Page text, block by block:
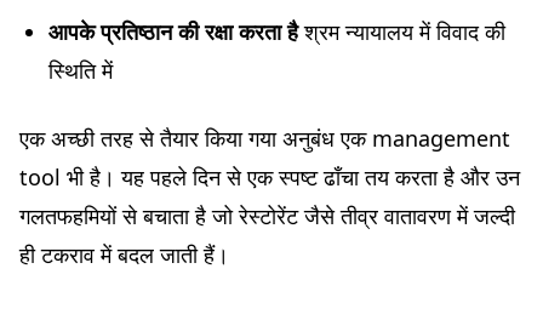
आपके प्रतिष्ठान की रक्षा करता हैश्रम न्यायालय में विवाद की
स्थिति में
एक अच्छी तरह से तैयार किया गया अनुबंध एक management
tool भी है। यह पहले दिन से एक स्पष्ट ढाँचा तय करता है और उन
गलतफहमियों से बचाता है जो रेस्टोरेंट जैसे तीव्र वातावरण में जल्दी
ही टकराव में बदल जाती हैं।